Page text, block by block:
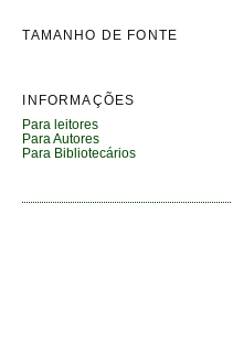
TAMANHO DE FONTE
INFORMAÇÕES
Para leitores
Para Autores
Para Bibliotecários